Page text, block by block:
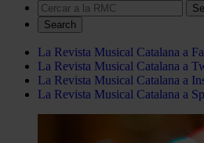
Search
La Revista Musical Catalana a
La Revista Musical Catalana a
La Revista Musical Catalana a
La Revista Musical Catalana a